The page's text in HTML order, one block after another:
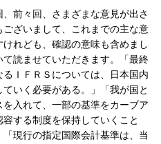
前々回、さまざまな意見が出さ
ざいまして、これまでの主な意
れども、確認の意味も含めまし
読ませていただきます。「最終
ＩＦＲＳについては、日本国内
いく必要がある。」「我が国と
入れて、一部の基準をカーブア
する制度を保持していくこと
現行の指定国際会計基準は、当